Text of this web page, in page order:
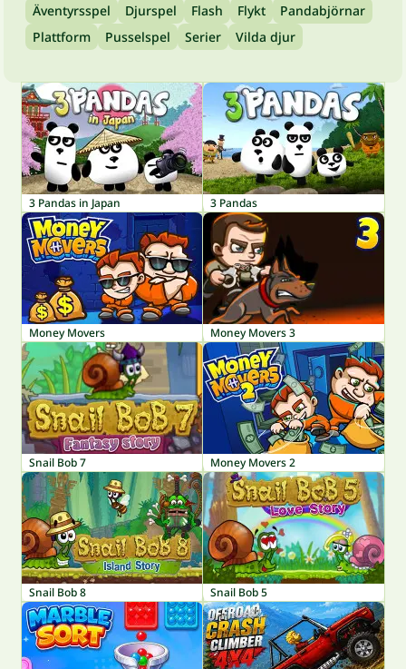
Äventyrsspel Djurspel Flash Flykt
Pandabjörnar
Plattform
Pusselspel Serier Vilda djur
3 Pandas in Japan 3 Pandas
Money Movers Money Movers 3
Snail Bob 7 Money Movers 2
Snail Bob 8 Snail Bob 5